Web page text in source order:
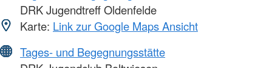
DRK Jugendtreff Oldenfelde
Karte: Link zur Google Maps Ansicht
Tages- und Begegnungsstätte